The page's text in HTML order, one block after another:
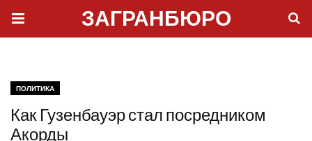
ЗАГРАНБЮРО
ПОЛИТИКА
Как Гузенбауэр стал посредником
Акорды